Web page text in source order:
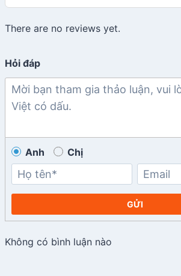
There are no reviews yet.
Hỏi đáp
Anh Chị
GỬI
Không có bình luận nào